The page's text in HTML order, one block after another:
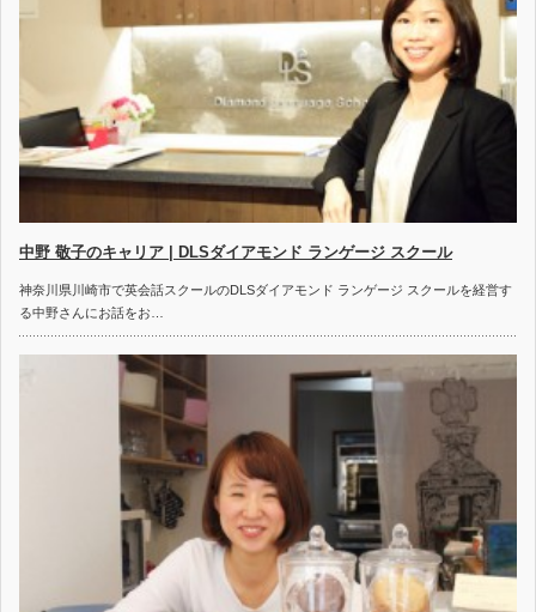
中野 敬子のキャリア | DLSダイアモンド ランゲージ スクール
神奈川県川崎市で英会話スクールのDLSダイアモンド ランゲージ スクールを経営す
る中野さんにお話をお…